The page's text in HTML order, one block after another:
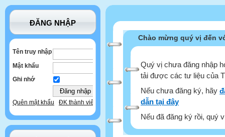
ĐĂNG NHẬP
Tên truy nhập
Mật khẩu
Ghi nhớ
Quên mật khẩu ĐK thành viên
Chào mừng quý vị đến
Quý vị chưa đăng nhập
tải được các tư liệu của
Nếu chưa đăng ký, hãy
dẫn tại đây
Nếu đã đăng ký rồi, quý